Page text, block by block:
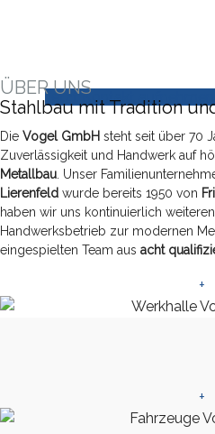
Jetzt Kontakt aufnehmen.
ÜBER UNS
Stahlbau mit Tradition
Die Vogel GmbH steht seit über 70
Zuverlässigkeit und Handwerk auf
Metallbau . Unser
Lierenfeld wurde bereits 1950 von
haben wir uns kontinuierlich
Handwerksbetrieb zur modernen
eingespielten Team aus acht
+
+